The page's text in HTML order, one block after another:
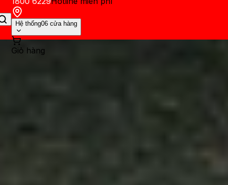
Hệ thống06 cửa hàng
Giỏ hàng
kiệm pin trên Galaxy Z Fold 7